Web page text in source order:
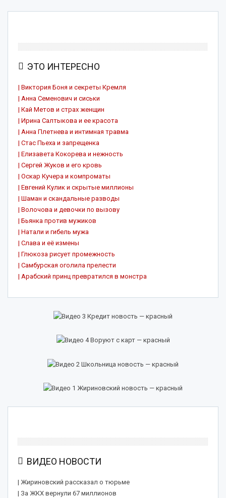
ЭТО ИНТЕРЕСНО
| Виктория Боня и секреты Кремля
| Анна Семенович и сиськи
| Кай Метов и страх женщин
| Ирина Салтыкова и ее красота
| Анна Плетнева и интимная травма
| Стас Пьеха и запрещенка
| Елизавета Кокорева и нежность
| Сергей Жуков и его кровь
| Оскар Кучера и компроматы
| Евгений Кулик и скрытые миллионы
| Шаман и скандальные разводы
| Волочова и девочки по вызову
| Бьянка против мужиков
| Натали и гибель мужа
| Слава и её измены
| Глюкоза рисует промежность
| Самбурская оголила прелести
| Арабский принц превратился в монстра
ВИДЕО НОВОСТИ
| Жириновский рассказал о тюрьме
| За ЖКХ вернули 67 миллионов